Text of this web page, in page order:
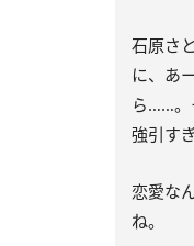
石原さ
に、あ
ら……。
強引す
恋愛な
ね。